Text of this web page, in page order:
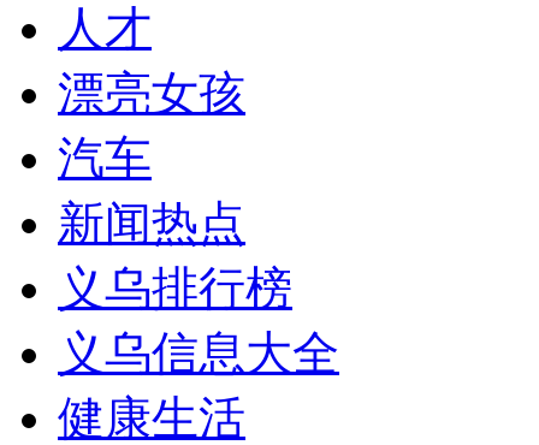
人才
漂亮女孩
汽车
新闻热点
义乌排行榜
义乌信息大全
健康生活